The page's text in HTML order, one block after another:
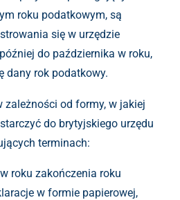
roku podatkowym, są
się w urzędzie
do października w roku,
dany rok podatkowy.
zależności od formy, w jakiej
do brytyjskiego urzędu
terminach:
roku zakończenia roku
w formie papierowej,